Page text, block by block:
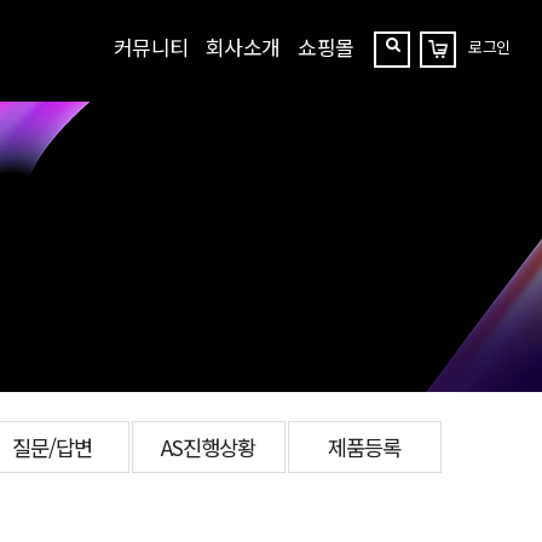
커뮤니티 회사소개 쇼핑몰
찾
장
바
로그인
질문/답변 AS진행상황 제품등록